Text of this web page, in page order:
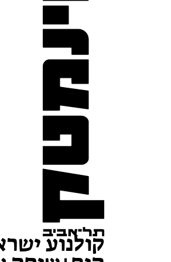
קולנוע